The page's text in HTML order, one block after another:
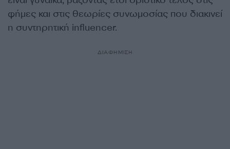
φήμες και στις θεωρίες συνωμοσίας που διακινεί
η συντηρητική influencer.
ΔΙΑΦΗΜΙΣΗ